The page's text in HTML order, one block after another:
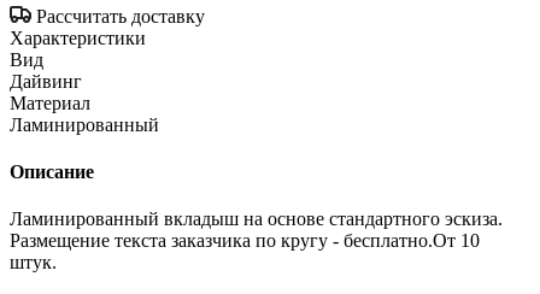
Рассчитать доставку
Характеристики
Вид
Дайвинг
Материал
Ламинированный
Описание
Ламинированный вкладыш на основе стандартного эскиза.
Размещение текста заказчика по кругу - бесплатно.От 10
штук.